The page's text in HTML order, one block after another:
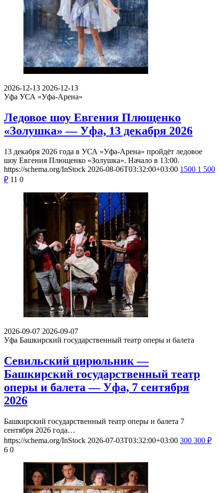
2026-12-13 2026-12-13
Уфа УСА «Уфа-Арена»
Ледовое шоу Евгения Плющенко
«Золушка» — Уфа, 13 декабря 2026
13 декабря 2026 года в УСА «Уфа-Арена» пройдёт ледовое
шоу Евгения Плющенко «Золушка». Начало в 13:00.
https://schema.org/InStock 2026-08-06T03:32:00+03:00 1500 1 500
₽ 11 0
2026-09-07 2026-09-07
Уфа Башкирский государственный театр оперы и балета
Севильский цирюльник —
Башкирский государственный театр
оперы и балета — Уфа, 7 сентября
2026
Башкирский государственный театр оперы и балета 7
сентября 2026 года…
https://schema.org/InStock 2026-07-03T03:32:00+03:00 300 300 ₽
6 0